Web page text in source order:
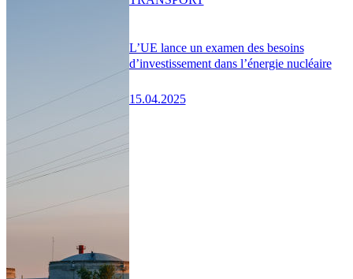
L’UE lance un examen des besoins
d’investissement dans l’énergie nucléaire
15.04.2025